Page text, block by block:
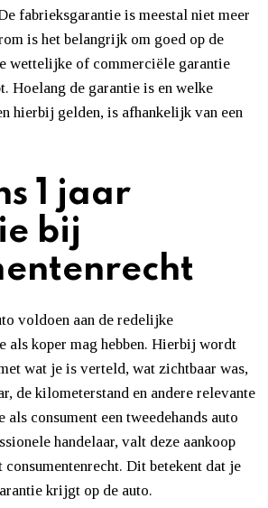
fabrieksgarantie is meestal niet meer
is het belangrijk om goed op de
wettelijke of commerciële garantie
Hoelang de garantie is en welke
hierbij gelden, is afhankelijk van een
1 jaar
bij
voldoen aan de redelijke
als koper mag hebben. Hierbij wordt
wat je is verteld, wat zichtbaar was,
de kilometerstand en andere relevante
als consument een tweedehands auto
handelaar, valt deze aankoop
consumentenrecht. Dit betekent dat je
krijgt op de auto.